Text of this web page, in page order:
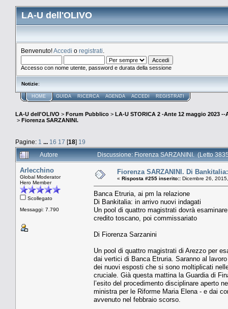
LA-U dell'OLIVO
Benvenuto!Accedi o registrati
Accesso con nome utente, password e durata della sessione
Notizie:
HOME GUIDA RICERCA AGENDA ACCEDI REGISTRATI
LA-U dell'OLIVO > Forum Pubblico > LA-U STORICA 2 -Ante 12 maggio 2023 --
> Fiorenza SARZANINI.
Pagine: 1 ... 16 17 [18] 19
Autore
Discussione: Fiorenza SARZANINI. (Letto
Arlecchino
Global Moderator
Hero Member
Scollegato
Messaggi: 7.790
Fiorenza SARZANINI. Di
« Risposta #255 inserito:: Dicembre 26,
Banca Etruria, ai pm la relazione
Di Bankitalia: in arrivo nuovi indagati
Un pool di quattro magistrati dovrà
credito toscano, poi commissariato
Di Fiorenza Sarzanini
Un pool di quattro magistrati di Arezzo per
dai vertici di Banca Etruria. Saranno al
dei nuovi esposti che si sono moltiplicati
cruciale. Già questa mattina la Guardia di
l’esito del procedimento disciplinare aperto
ministra per le Riforme Maria Elena - e dai
avvenuto nel febbraio scorso.